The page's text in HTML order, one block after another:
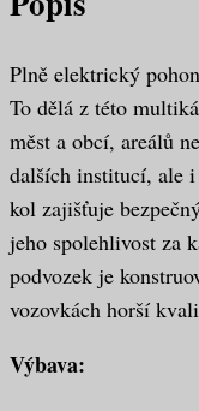
Plně elektrický
To dělá z této
měst a obcí, areálů
dalších institucí, ale
kol zajišťuje
jeho spolehlivost za
podvozek je
vozovkách horší
Výbava: